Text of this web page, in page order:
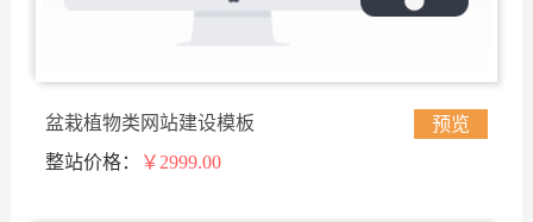
盆栽植物类网站建设模板
预览
整站价格：
￥2999.00